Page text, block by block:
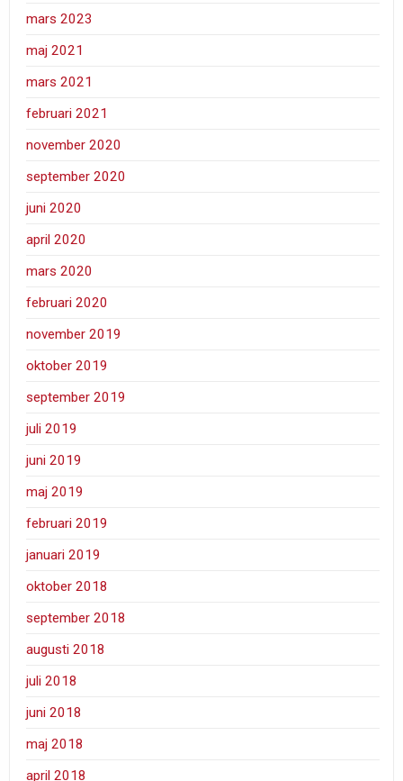
mars 2023
maj 2021
mars 2021
februari 2021
november 2020
september 2020
juni 2020
april 2020
mars 2020
februari 2020
november 2019
oktober 2019
september 2019
juli 2019
juni 2019
maj 2019
februari 2019
januari 2019
oktober 2018
september 2018
augusti 2018
juli 2018
juni 2018
maj 2018
april 2018